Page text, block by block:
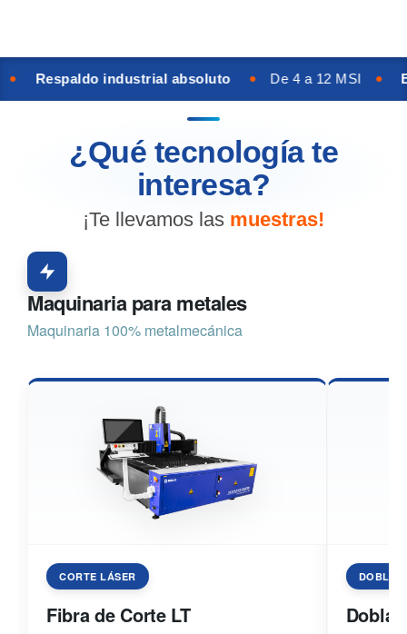
Respaldo industrial absoluto • De 4 a 12 MSI •
¿Qué tecnología te
interesa?
¡Te llevamos las muestras!
Maquinaria para metales
Maquinaria 100% metalmecánica
CORTE LÁSER
Fibra de Corte LT